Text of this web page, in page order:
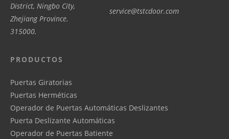
District, Ningbo City,
Zhejiang Province.
315000.
service@tstcdoor.com
PRODUCTOS
Puertas Giratorias
Puertas Herméticas
Operador de Puertas Automáticas Deslizantes
Puerta Deslizante Automáticas
Operador de Puertas Batiente